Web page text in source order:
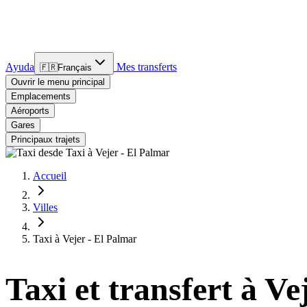
Ayuda 🇫🇷Français Mes transferts
Ouvrir le menu principal
Emplacements
Aéroports
Gares
Principaux trajets
Accueil
Villes
Taxi à Vejer - El Palmar
Taxi et transfert à